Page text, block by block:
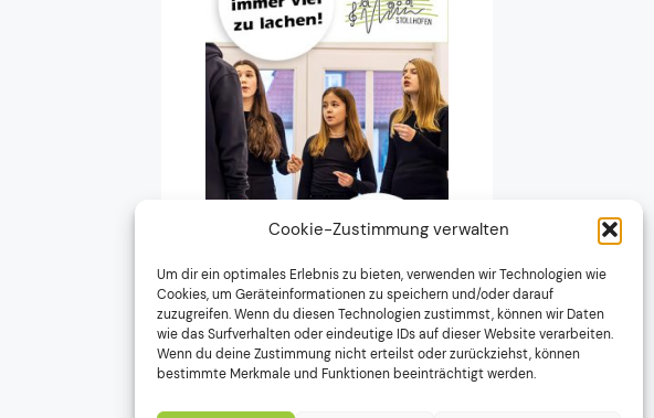
Cookie-Zustimmung verwalten
Um dir ein optimales Erlebnis zu bieten, verwenden wir Technologien wie
Cookies, um Geräteinformationen zu speichern und/oder darauf
zuzugreifen. Wenn du diesen Technologien zustimmst, können wir Daten
wie das Surfverhalten oder eindeutige IDs auf dieser Website verarbeiten.
Wenn du deine Zustimmung nicht erteilst oder zurückziehst, können
bestimmte Merkmale und Funktionen beeinträchtigt werden.